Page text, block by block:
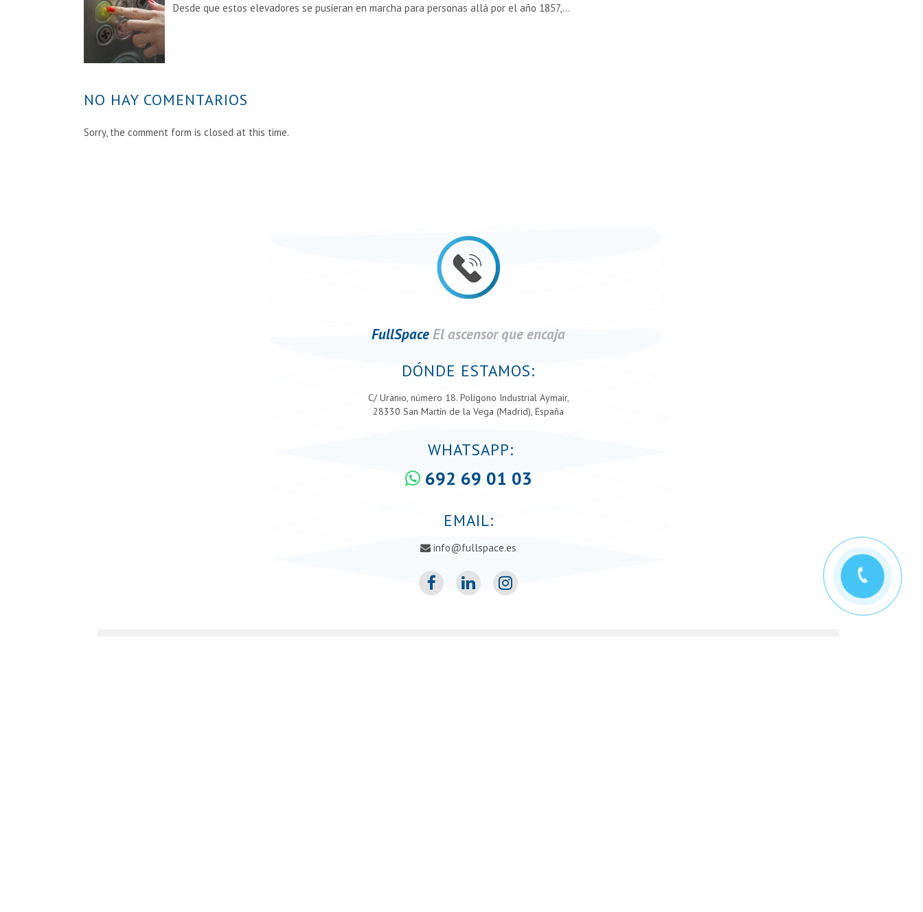
Desde que estos elevadores se pusieran en marcha para personas allá por el año 1857,…
NO HAY COMENTARIOS
Sorry, the comment form is closed at this time.
FullSpaceEl ascensor que encaja
DÓNDE ESTAMOS:
C/ Uranio, número 18. Polígono Industrial Aymair,
28330 San Martín de la Vega (Madrid), España
WHATSAPP:
692 69 01 03
EMAIL:
info@fullspace.es